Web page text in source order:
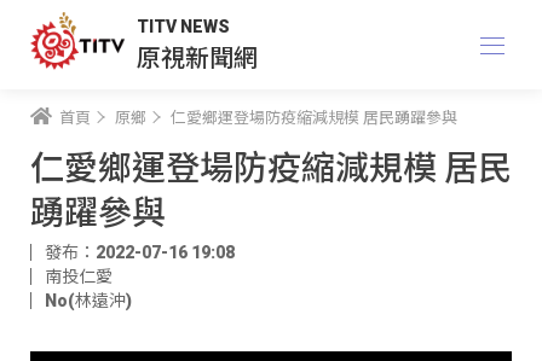
TITV NEWS
原視新聞網
首頁 原鄉 仁愛鄉運登場防疫縮減規模 居民踴躍參與
仁愛鄉運登場防疫縮減規模 居民
踴躍參與
發布：2022-07-16 19:08
南投仁愛
No(林遠沖)